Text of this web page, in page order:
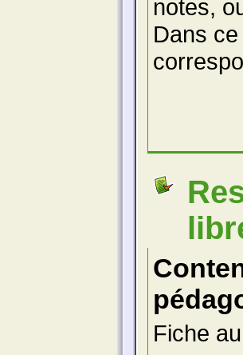
notes,
Dans
Fiche